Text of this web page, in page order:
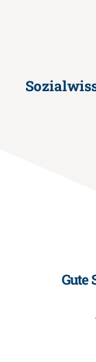
Gute